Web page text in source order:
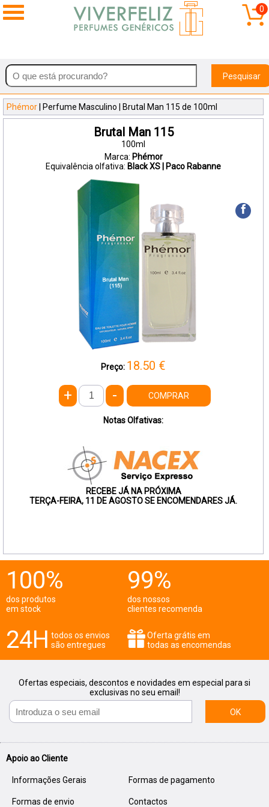
0
Pesquisar
Phémor | Perfume Masculino | Brutal Man 115 de 100ml
Brutal Man 115
100ml
Marca: Phémor
Equivalência olfativa: Black XS | Paco Rabanne
Preço: 18.50 €
+ - COMPRAR
Notas Olfativas:
RECEBE JÁ NA PRÓXIMA
TERÇA-FEIRA, 11 DE AGOSTO SE ENCOMENDARES JÁ.
f
100%
dos produtos
em stock
99%
dos nossos
clientes recomenda
24H todos os envios
são entregues
Oferta grátis em
todas as encomendas
Ofertas especiais, descontos e novidades em especial para si
exclusivas no seu email!
OK
Apoio ao Cliente
Informações Gerais Formas de pagamento
Formas de envio Contactos